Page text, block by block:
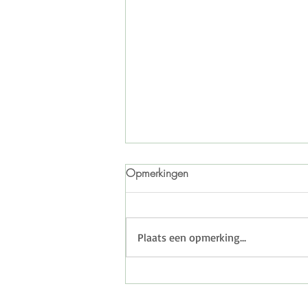
Opmerkingen
Plaats een opmerking...